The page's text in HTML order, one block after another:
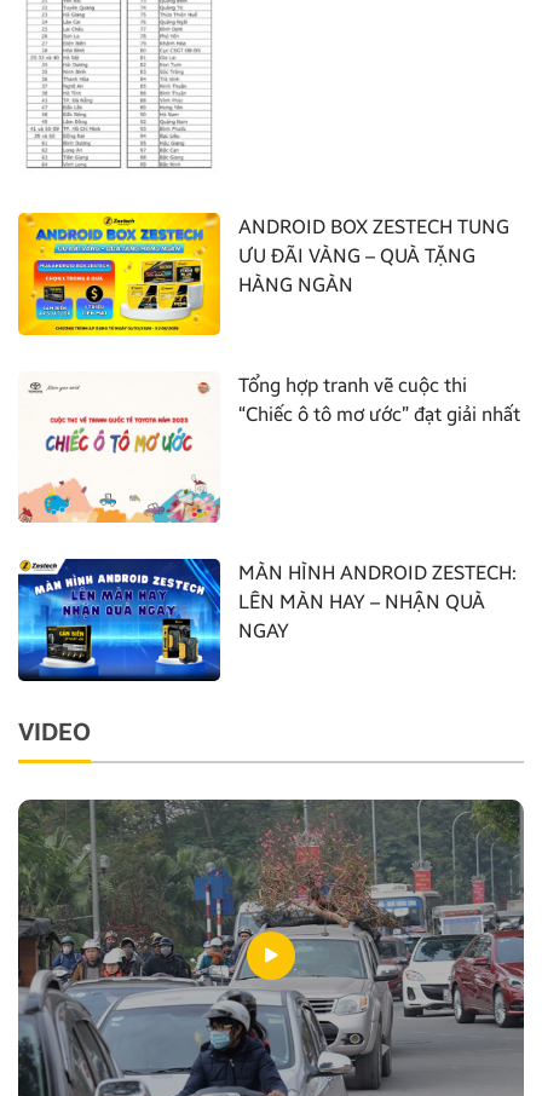
ANDROID BOX ZESTECH TUNG
ƯU ĐÃI VÀNG – QUÀ TẶNG
HÀNG NGÀN
Tổng hợp tranh vẽ cuộc thi
“Chiếc ô tô mơ ước” đạt giải nhất
MÀN HÌNH ANDROID ZESTECH:
LÊN MÀN HAY – NHẬN QUÀ
NGAY
VIDEO